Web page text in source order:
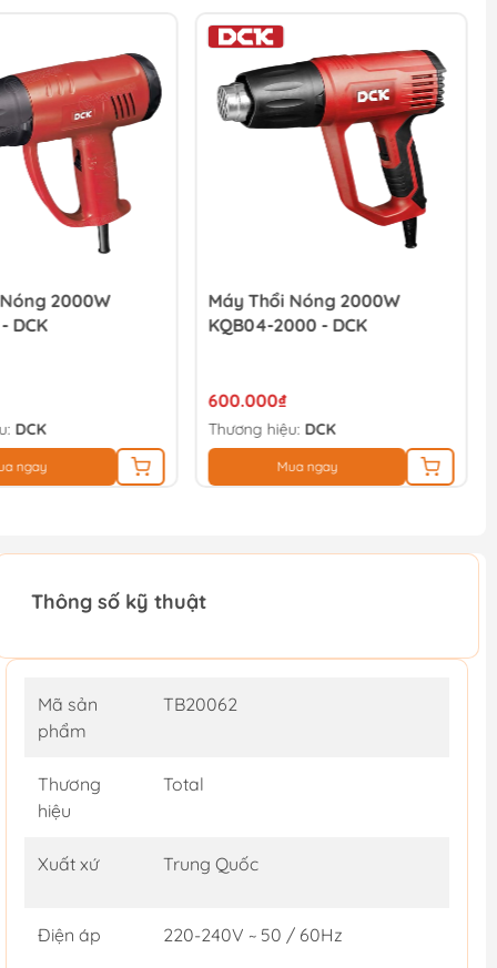
2000W
DCK
DCK
ngay
Máy Thổi Nóng 2000W
KQB04-2000 - DCK
600.000₫
Thương hiệu: DCK
Mua ngay
Thông số kỹ thuật
Mã sản
phẩm
TB20062
Thương
hiệu
Total
Xuất xứ Trung Quốc
Điện áp 220-240V ~ 50 / 60Hz